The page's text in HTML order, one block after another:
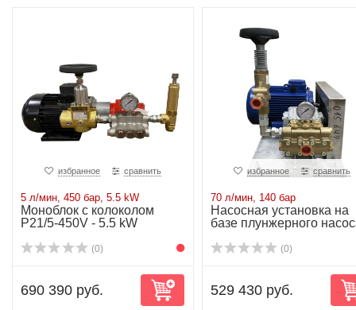
избранное сравнить
5 л/мин, 450 бар, 5.5 kW
Моноблок с колоколом
P21/5-450V - 5.5 kW
(0)
690 390 руб.
избранное сравнить
70 л/мин, 140 бар
Насосная установка на
базе плунжерного
(0)
529 430 руб.